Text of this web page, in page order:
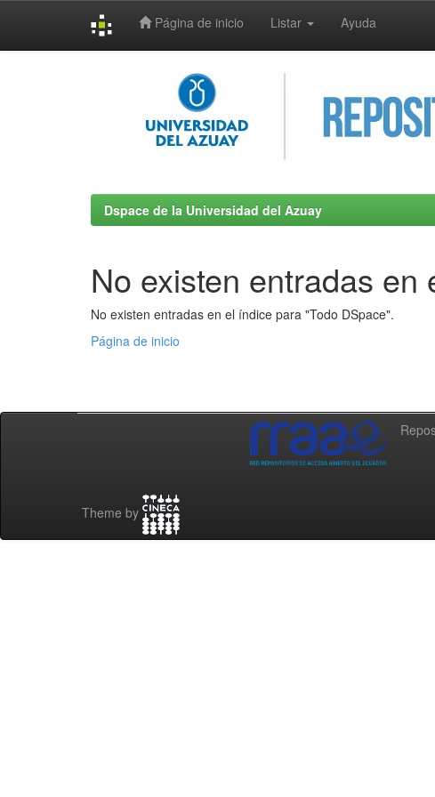
Página de inicio Listar Ayuda
Dspace de la Universidad del Azuay
No existen entradas en
No existen entradas en el índice para "Todo DSpace".
Página de inicio
Theme by